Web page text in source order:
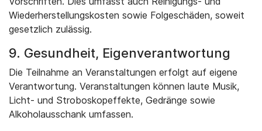
Wiederherstellungskosten sowie Folgeschäden, soweit
gesetzlich zulässig.
9. Gesundheit, Eigenverantwortung
Die Teilnahme an Veranstaltungen erfolgt auf eigene
Verantwortung. Veranstaltungen können laute Musik,
Licht- und Stroboskopeffekte, Gedränge sowie
Alkoholausschank umfassen.